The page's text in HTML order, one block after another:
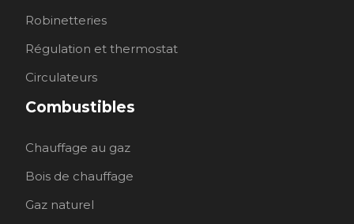
Robinetteries
Régulation et thermostat
Circulateurs
Combustibles
Chauffage au gaz
Bois de chauffage
Gaz naturel